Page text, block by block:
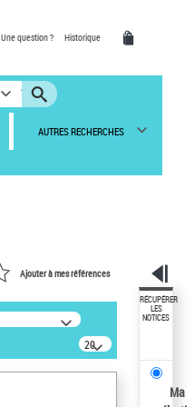
Une question ? Historique
AUTRES RECHERCHES
Ajouter à mes références
20
résultats/page
RÉCUPÉRER
LES
NOTICES
Ma